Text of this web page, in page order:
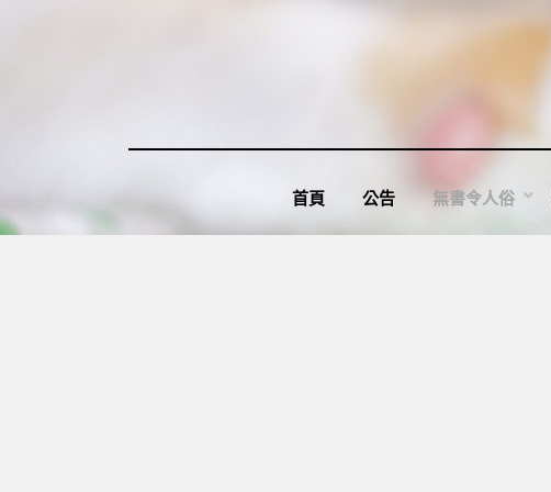
首頁 公告 無書令人俗